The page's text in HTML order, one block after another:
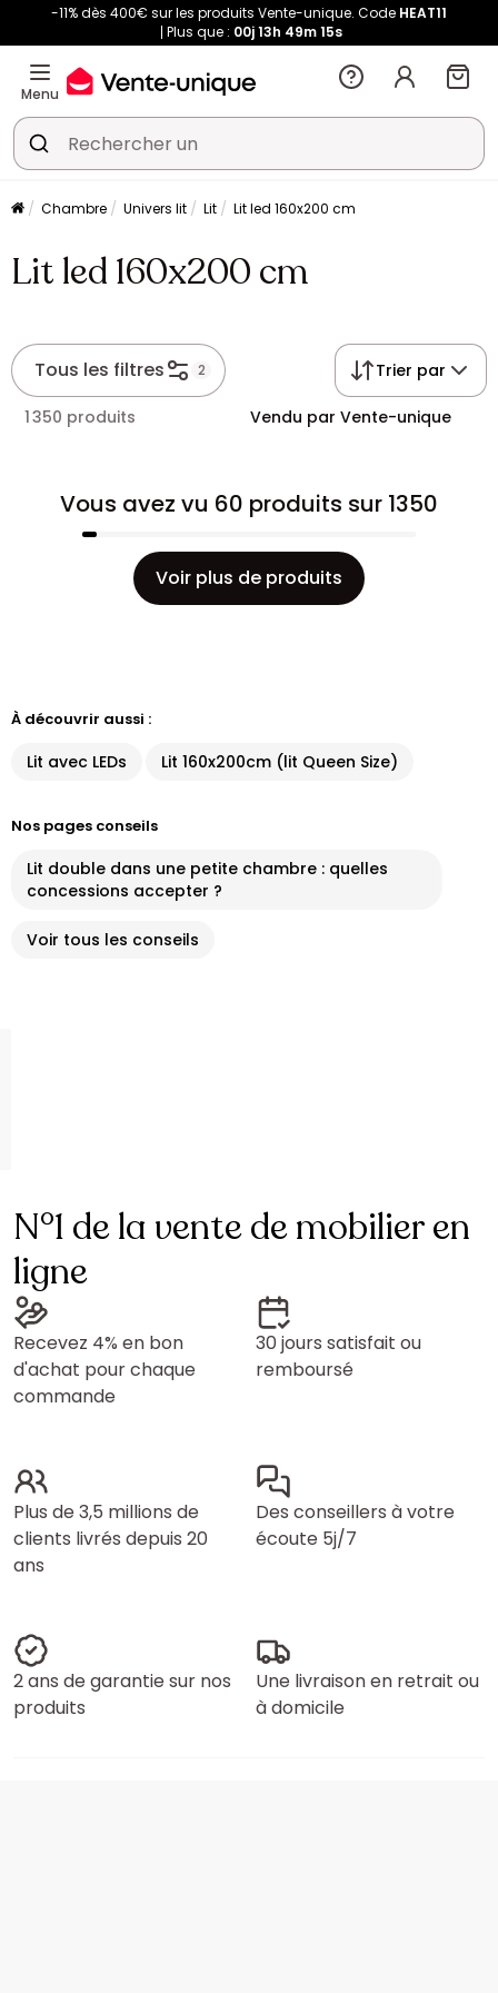
-11% dès 400€ sur les produits Vente-unique. Code HEAT11
Plus que : 00j 13h 49m 14s
Menu
Chambre Univers lit Lit Lit led 160x200 cm
Lit led 160x200 cm
Tous les filtres 2 Trier par
1 350 produits Vendu par Vente-unique
Vous avez vu 60 produits sur 1350
Voir plus de produits
À découvrir aussi :
Lit avec LEDs Lit 160x200cm (lit Queen Size)
Nos pages conseils
Lit double dans une petite chambre : quelles
concessions accepter ?
Voir tous les conseils
N°1 de la vente de mobilier en
ligne
Recevez 4% en bon
d'achat pour chaque
commande
30 jours satisfait ou
remboursé
Plus de 3,5 millions de
clients livrés depuis 20
ans
Des conseillers à votre
écoute 5j/7
2 ans de garantie sur nos
produits
Une livraison en retrait ou
à domicile